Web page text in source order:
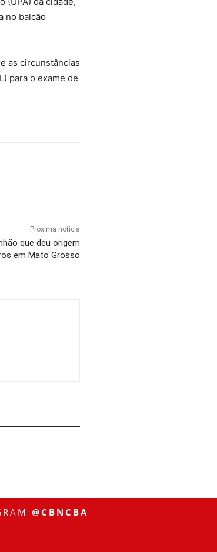
no balcão
as circunstâncias
para o exame de
Próxima notícia
que deu origem
em Mato Grosso
@CBNCBA